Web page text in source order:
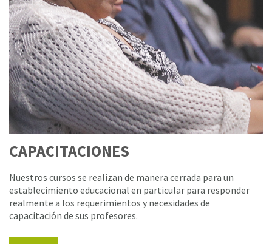
CAPACITACIONES
Nuestros cursos se realizan de manera cerrada para un
establecimiento educacional en particular para responder
realmente a los requerimientos y necesidades de
capacitación de sus profesores.